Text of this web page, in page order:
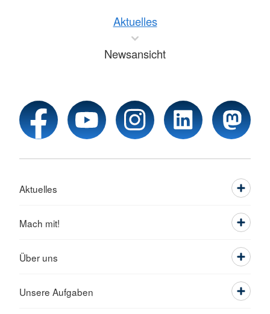
Aktuelles
Newsansicht
Aktuelles
Mach mit!
Über uns
Unsere Aufgaben